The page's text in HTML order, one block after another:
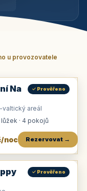
u provozovatele
Na
✓ Prověřeno
valtický areál
lůžek · 4 pokojů
noc Rezervovat →
✓ Prověřeno